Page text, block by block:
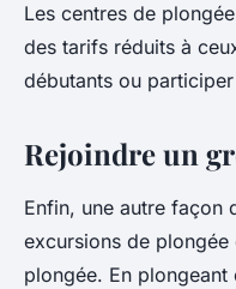
Les centres de
des tarifs réduits à
débutants ou
Rejoindre un
Enfin, une autre façon
excursions de
plongée. En